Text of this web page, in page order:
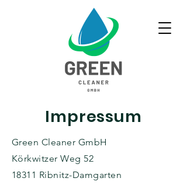
Impressum
Green Cleaner GmbH
Körkwitzer Weg 52
18311 Ribnitz-Damgarten